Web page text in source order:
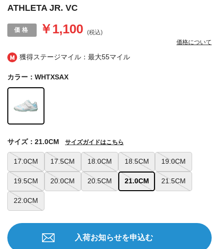
獲得ステージマイル：最大55マイル
ATHLETA JR. VC
￥1,100 (税込)
価格について
カラー：WHTXSAX
17.0CM 17.5CM 18.0CM 18.5CM 19.0CM
19.5CM 20.0CM 20.5CM 21.0CM 21.5CM
22.0CM
サイズ：21.0CM サイズガイドはこちら
入荷お知らせを申込む